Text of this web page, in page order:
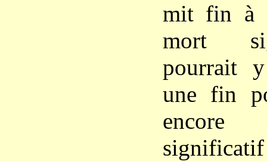
mit fin à
mort
pourrait
une fin
encore